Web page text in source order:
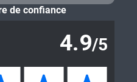
de confiance